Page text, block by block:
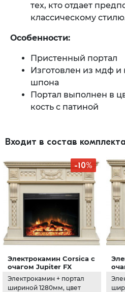
тех, кто отдает
классическому
Особенности:
Пристенный портал
Изготовлен из мдф и
шпона
Портал выполнен в
кость с патиной
Входит в состав комплекта
-10%
Электрокамин Corsica с
очагом Jupiter FX
Слоновая кость (Royal
Flame)
Электрокамин + портал
шириной 1280мм, цвет